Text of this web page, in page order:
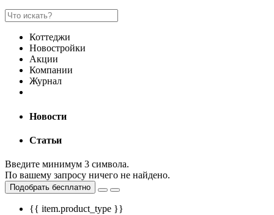
Коттеджи
Новостройки
Акции
Компании
Журнал
Новости
Статьи
Введите минимум 3 символа.
По вашему запросу ничего не найдено.
Подобрать бесплатно
{{ item.product_type }}